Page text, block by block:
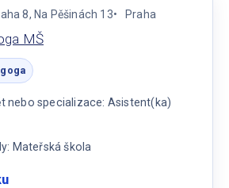
8, Na Pěšinách 13 Praha
MŠ
nebo specializace: Asistent(ka)
Mateřská škola
: